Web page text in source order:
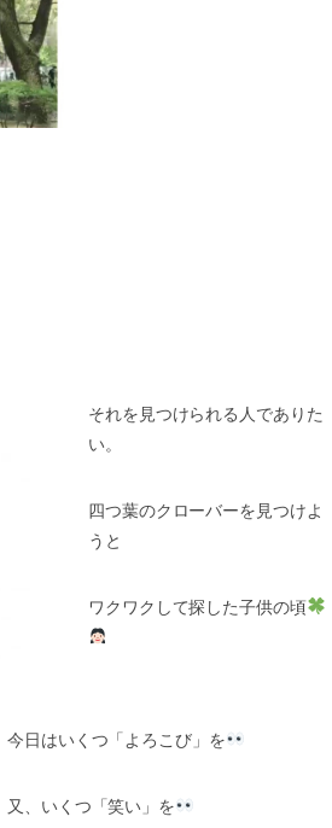
それを見つけられる人でありた
い。
四つ葉のクローバーを見つけよ
うと
ワクワクして探した子供の頃
今日はいくつ「よろこび」を
又、いくつ「笑い」を